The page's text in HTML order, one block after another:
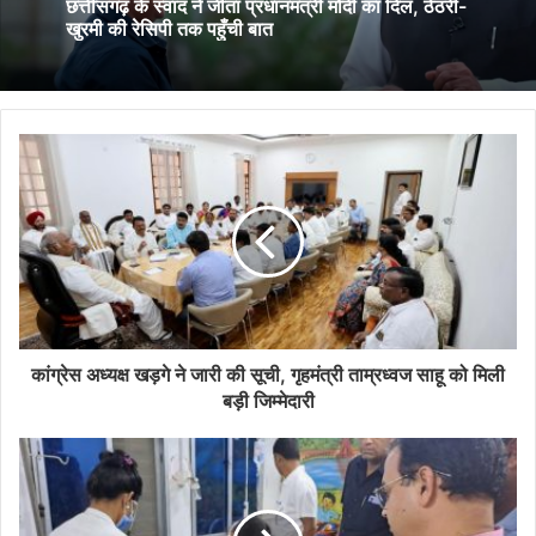
February 9, 2026
छत्तीसगढ़ के स्वाद ने जीता प्रधानमंत्री मोदी का दिल, ठेठरी-
खुरमी की रेसिपी तक पहुँची बात
कवर्धा में स्कूली बच्चों का कार पर जानलेवा स्टंटबाज़ी का
वीडियो वायरल
कांग्रेस अध्यक्ष खड़गे ने जारी की सूची, गृहमंत्री ताम्रध्वज साहू को मिली
बड़ी जिम्मेदारी